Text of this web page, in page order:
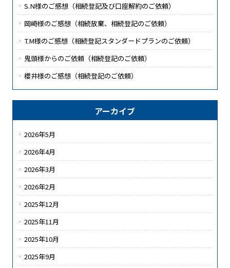
S.N様のご感想（相続登記及び口座解約のご依頼）
岡崎様のご感想（相続放棄、相続登記のご依頼）
T.M様のご感想（相続登記スタンダードプランのご依頼）
鬼頭様からのご依頼（相続登記のご依頼）
櫻井様のご感想（相続登記のご依頼）
アーカイブ
2026年5月
2026年4月
2026年3月
2026年2月
2025年12月
2025年11月
2025年10月
2025年9月